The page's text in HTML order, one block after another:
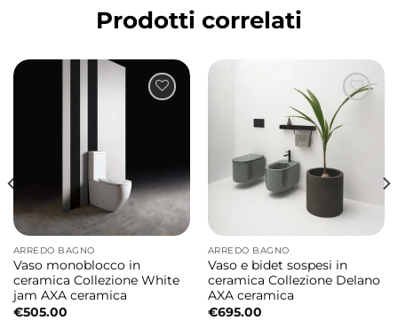
Le porte battenti si aprono agevolmente,
permettendo un accesso semplice al piatto
doccia. La tipologia angolare consente di
ottimizzare lo spazio disponibile, mentre la
struttura è progettata per installazione
reversibile (angolo destro o sinistro),
adattandosi facilmente a diverse
configurazioni del bagno.
Materiali di qualità e facile manutenzione
Realizzato in vetro temperato da 6 mm,
questo box doccia garantisce resistenza agli
urti e sicurezza nell’uso quotidiano. I profili in
Prodotti correlati
ARREDO BAGNO
Vaso monoblocco in
ceramica Collezione White
jam AXA ceramica
€505.00
ARREDO BAGNO
Vaso e bidet sospesi in
ceramica Collezione Delano
AXA ceramica
€695.00